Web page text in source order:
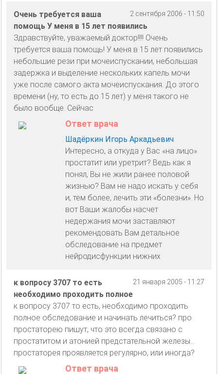
2 сентября 2006 - 11:50
Очень требуется ваша
помощь У меня в 15 лет появились
Здравствуйте, уважаемый доктор!!!! Очень
требуется ваша помощь! У меня в 15 лет появились
небольшие рези при мочеиспускании, небольшая
задержка и выделение нескольких капель мочи
уже после самого акта мочеиспускания. До этого
времени (ну, то есть до 15 лет) у меня такого не
было вообще. Сейчас
Ответ врача
Шадёркин Игорь Аркадьевич
Интересно, а откуда у Вас «на лицо»
простатит или уретрит? Ведь как я
понял, Вы не жили ранее половой
жизнью? Вам не надо искать у себя
и, тем более, лечить эти «болезни». Но
вот Ваши жалобы насчет
недержания мочи заставляют
рекомендовать Вам детальное
обследование на предмет
нейродисфункции нижних
21 января 2005 - 11:27
к вопросу 3707 то есть
необходимо проходить полное
к вопросу 3707 то есть, необходимо проходить
полное обследование и начинать лечиться? про
простаторею пишут, что это всегда связано с
простатитом и атонией предстательной железы...
простаторея проявляется регулярно, или иногда?
Ответ врача